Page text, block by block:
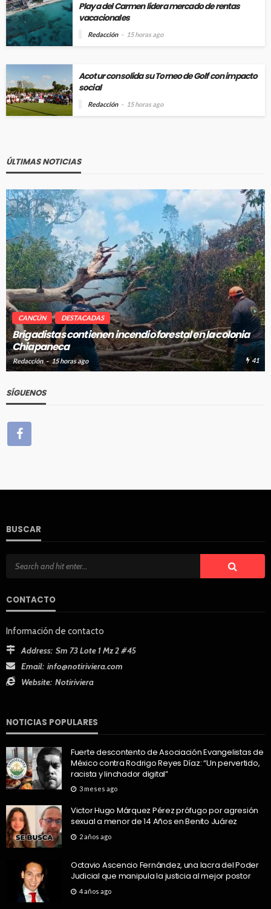
Playa del Carmen lidera mercado de rentas
vacacionales
Redacción 15 horas ago
Acotur consolida su Torneo de Golf con impacto
social
Redacción 15 horas ago
ÚLTIMAS NOTICIAS
41
CANCÚN DESTACADAS
Avanza en tiempo y forma la construcción de pozos
absorción en Cancún
Redacción 15 horas ago
SÍGUENOS
BUSCAR
CONTACTO
Información de contacto
Address: Sm 73 Lote 1 Mz 2 #45
Email: info@notiriviera.com
Website: Notiriviera
NOTICIAS POPULARES
Fuerte descontento de Asociación Evangelistas de
México contra Rodrigo Reyes Díaz: “Un pervertido,
racista y linchador digital”
3 meses ago
Victor Hugo Márquez Pérez prófugo por agresión
sexual a menor de 14 Años en Benito Juárez
2 años ago
Octavio Ascencio Fernández, una lacra del Poder
Judicial que manipula la justicia al mejor postor
4 años ago